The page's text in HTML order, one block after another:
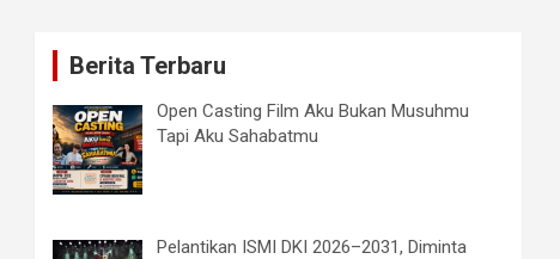
Berita Terbaru
Open Casting Film Aku Bukan Musuhmu
Tapi Aku Sahabatmu
Pelantikan ISMI DKI 2026–2031, Diminta